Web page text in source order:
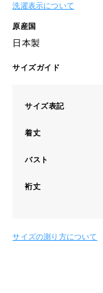
洗濯表示について
原産国
日本製
サイズガイド
サイズ表記
着丈
バスト
裄丈
サイズの測り方について